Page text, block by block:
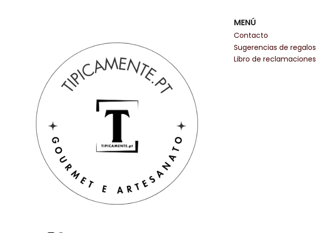
MENÚ
Contacto
Sugerencias de regalos
Libro de reclamaciones